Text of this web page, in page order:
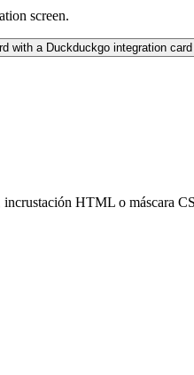
screen.
with a Duckduckgo integration card
HTML o máscara